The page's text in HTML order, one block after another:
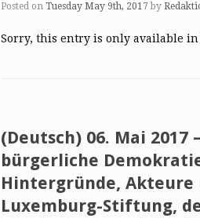
Posted on Tuesday May 9th, 2017 by
Sorry, this entry is only available in
(Deutsch) 06. Mai 2017
bürgerliche
Hintergründe, Akteure
Luxemburg-Stiftung,